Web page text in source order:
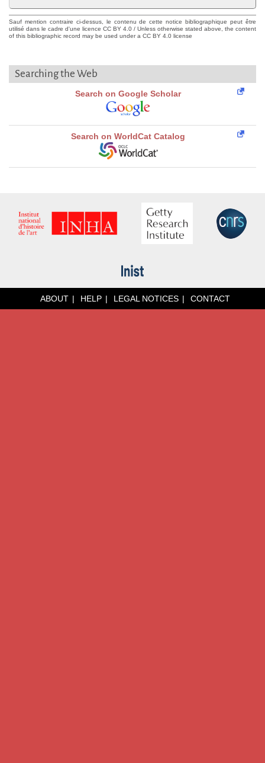
Sauf mention contraire ci-dessus, le contenu de cette notice bibliographique peut être
utilisé dans le cadre d'une licence CC BY 4.0 / Unless otherwise stated above, the content
of this bibliographic record may be used under a CC BY 4.0 license
Searching the Web
Search on Google Scholar
Search on WorldCat Catalog
ABOUT HELP LEGAL NOTICES CONTACT